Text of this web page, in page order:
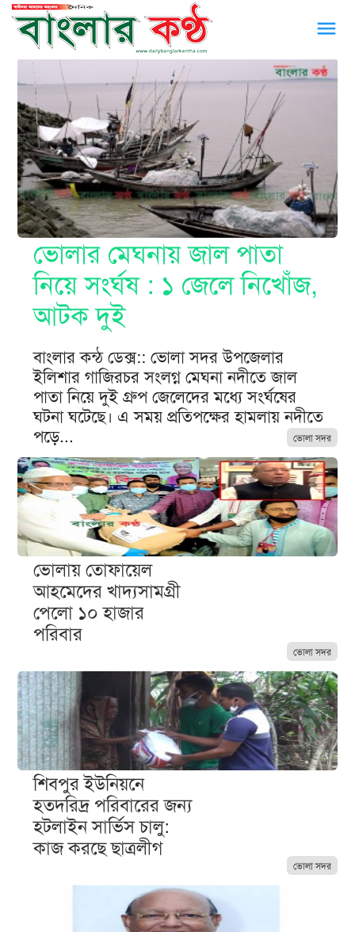
menu
ভোলা সদর
ভোলার মেঘনায় জাল পাতা
নিয়ে সংর্ঘষ : ১ জেলে নিখোঁজ,
আটক দুই
বাংলার কন্ঠ ডেক্স:: ভোলা সদর উপজেলার
ইলিশার গাজিরচর সংলগ্ন মেঘনা নদীতে জাল
পাতা নিয়ে দুই গ্রুপ জেলেদের মধ্যে সংর্ঘষের
ঘটনা ঘটেছে। এ সময় প্রতিপক্ষের হামলায় নদীতে
পড়ে...
ভোলা সদর
ভোলায় তোফায়েল
আহমেদের খাদ্যসামগ্রী
পেলো ১০ হাজার
পরিবার
ভোলা সদর
শিবপুর ইউনিয়নে
হতদরিদ্র পরিবারের জন্য
হটলাইন সার্ভিস চালু:
কাজ করছে ছাত্রলীগ